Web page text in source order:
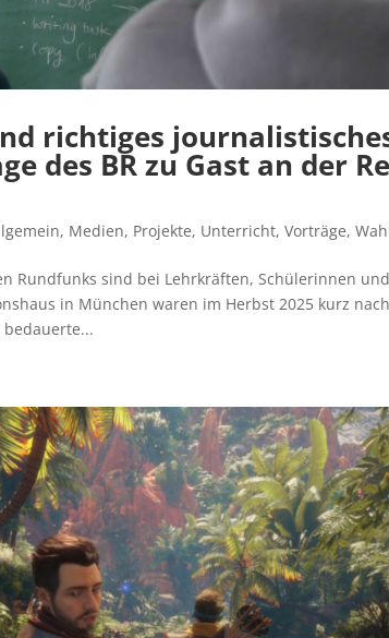
richtiges
des BR zu Gast an der
, Medien, Projekte, Unterricht,Vorträge,
Rundfunks sind bei Lehrkräften, Schülerinnen
in München waren im Herbst 2025 kurz
bedauerte...